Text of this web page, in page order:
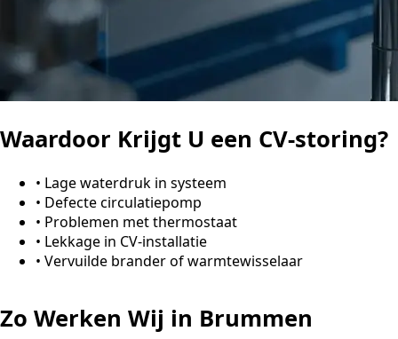
Waardoor Krijgt U een CV-storing?
• Lage waterdruk in systeem
• Defecte circulatiepomp
• Problemen met thermostaat
• Lekkage in CV-installatie
• Vervuilde brander of warmtewisselaar
Zo Werken Wij in Brummen